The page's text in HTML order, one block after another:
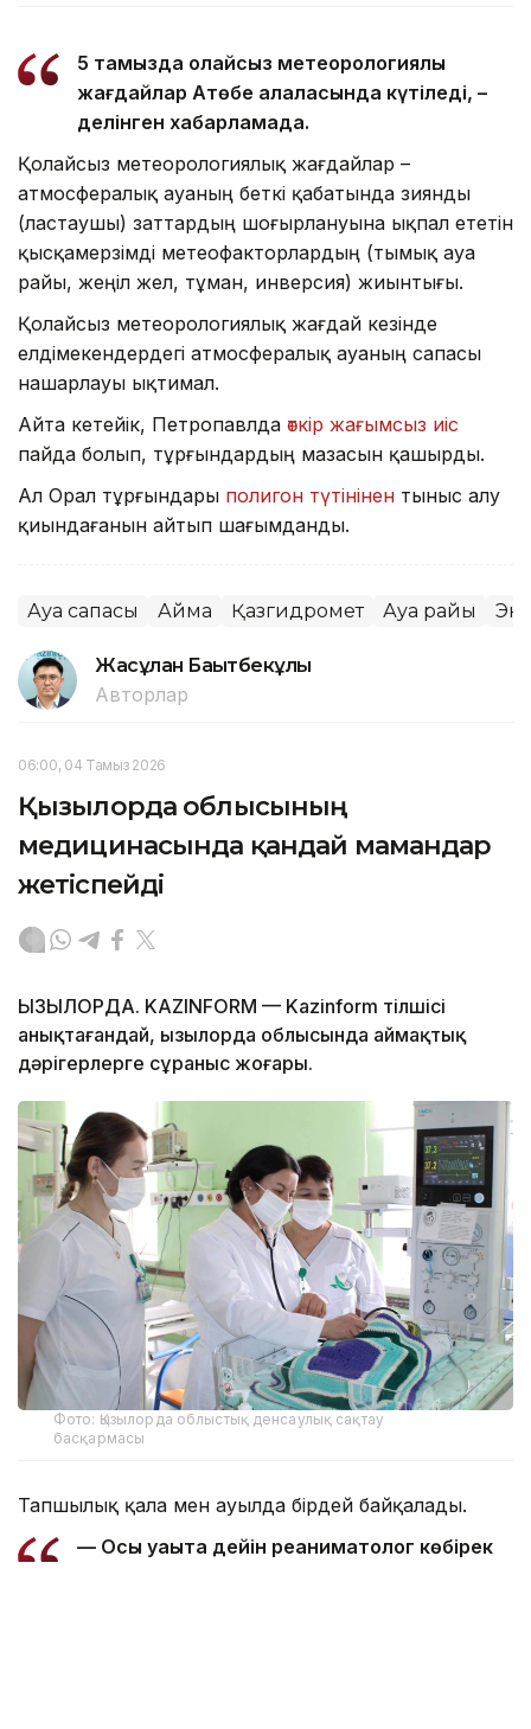
5 тамызда қолайсыз метеорологиялық
жағдайлар Ақтөбе қалаласында күтіледі, –
делінген хабарламада.
Қолайсыз метеорологиялық жағдайлар –
атмосфералық ауаның беткі қабатында зиянды
(ластаушы) заттардың шоғырлануына ықпал ететін
қысқамерзімді метеофакторлардың (тымық ауа
райы, жеңіл жел, тұман, инверсия) жиынтығы.
Қолайсыз метеорологиялық жағдай кезінде
елдімекендердегі атмосфералық ауаның сапасы
нашарлауы ықтимал.
Айта кетейік, Петропавлда өткір жағымсыз иіс
пайда болып, тұрғындардың мазасын қашырды.
Ал Орал тұрғындары полигон түтінінен тыныс алу
қиындағанын айтып шағымданды.
Ауа сапасы Аймақ Қазгидромет Ауа райы
Жасұлан Бақытбекұлы
Авторлар
06:00, 04 Тамыз 2026
Қызылорда облысының
медицинасында қандай мамандар
жетіспейді
ҚЫЗЫЛОРДА. KAZINFORM — Kazinform тілшісі
анықтағандай, Қызылорда облысында аймақтық
дәрігерлерге сұраныс жоғары.
Фото: Қызылорда облыстық денсаулық сақтау
басқармасы
Тапшылық қала мен ауылда бірдей байқалады.
— Осы уақытқа дейін реаниматолог көбірек